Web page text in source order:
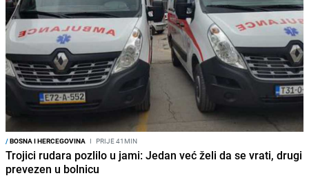
/BOSNA I HERCEGOVINA I PRIJE 41MIN
Trojici rudara pozlilo u jami: Jedan već želi da se vrati, drugi
prevezen u bolnicu